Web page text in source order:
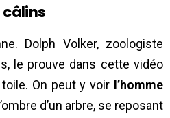
câlins
Dolph Volker, zoologiste
le prouve dans cette vidéo
On peut y voir l’homme
d’un arbre, se reposant